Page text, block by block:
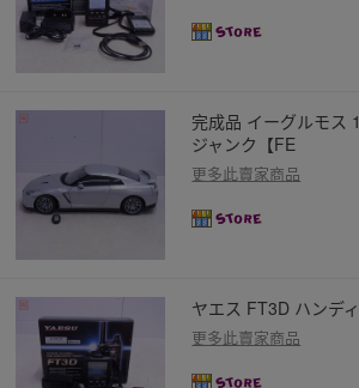
完成品 イーグルモス
ジャンク【FE
更多此賣家商品
ヤエス FT3D ハンデ
更多此賣家商品